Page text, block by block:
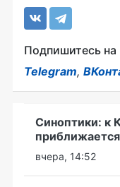
Подпишитесь на
Telegram,
Синоптики: к
вчера, 14:52